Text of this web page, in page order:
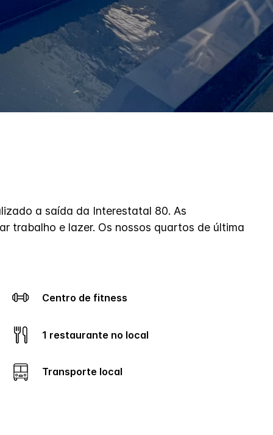
a saída da Interestatal 80. As
trabalho e lazer. Os nossos quartos de última
Centro de fitness
1 restaurante no local
Transporte local